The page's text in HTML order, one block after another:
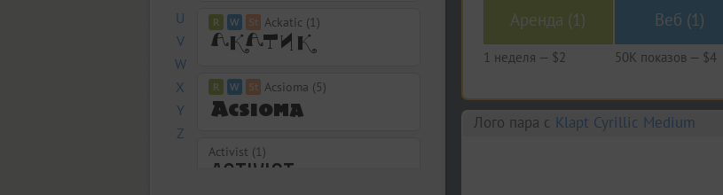
U
V
W
X
Y
Z
Ackatic (1)
Acsioma (5)
Activist (1)
Аренда (1)
1 неделя — $2
Веб (1)
50K показов — $4
Лого пара c Klapt Cyrillic Medium